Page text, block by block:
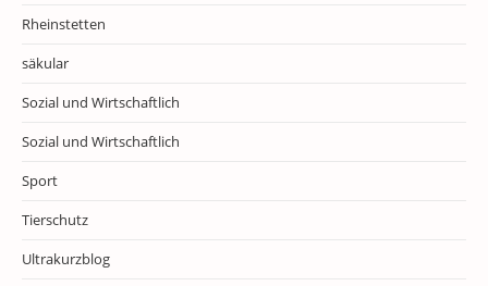
Rheinstetten
säkular
Sozial und Wirtschaftlich
Sozial und Wirtschaftlich
Sport
Tierschutz
Ultrakurzblog